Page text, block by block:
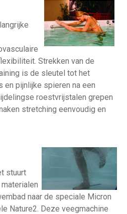
Strekken van de
is de sleutel tot het
en pijnlijke spieren na een
roestvrijstalen grepen
stretching eenvoudig en
stuurt
naar de speciale Micron
Nature2. Deze veegmachine